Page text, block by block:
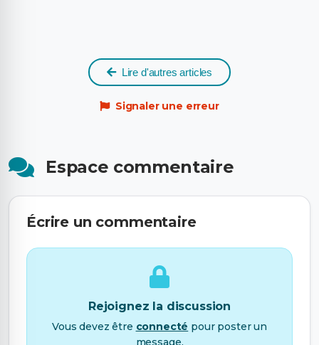
Lire d'autres articles
Signaler une erreur
Espace commentaire
Écrire un commentaire
Rejoignez la discussion
Vous devez être connecté pour poster un
message.